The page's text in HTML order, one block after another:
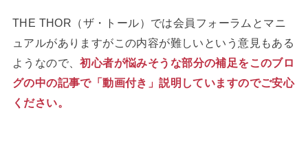
THE THOR（ザ・トール）では会員フォーラムとマニ
ュアルがありますがこの内容が難しいという意見もある
ようなので、初心者が悩みそうな部分の補足をこのブロ
グの中の記事で「動画付き」説明していますのでご安心
ください。